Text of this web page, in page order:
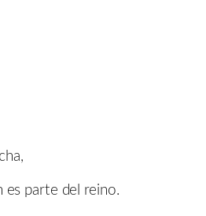
es parte del reino.